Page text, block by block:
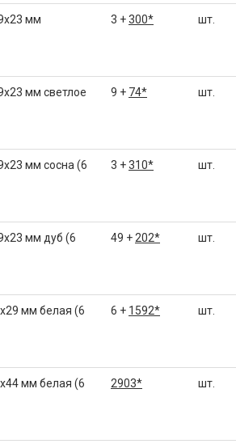
мм
3 +300* шт.
мм светлое
9 + 74* шт.
мм сосна (6
3 +310* шт.
мм дуб (6
49 + 202* шт.
мм белая (6
6 + 1592* шт.
мм белая (6
2903* шт.